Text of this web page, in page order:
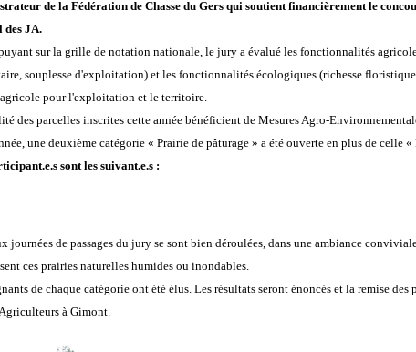
de la Fédération de Chasse du Gers qui soutient financièrement le
des JA.
sur la grille de notation nationale, le jury a évalué les fonctionnalités
souplesse d'exploitation) et les fonctionnalités écologiques (richesse
pour l'exploitation et le territoire.
des parcelles inscrites cette année bénéficient de Mesures Agro-
une deuxième catégorie « Prairie de pâturage » a été ouverte en plus de celle
sont les suivant.e.s :
journées de passages du jury se sont bien déroulées, dans une ambiance
ces prairies naturelles humides ou inondables.
de chaque catégorie ont été élus. Les résultats seront énoncés et la remise
à Gimont.